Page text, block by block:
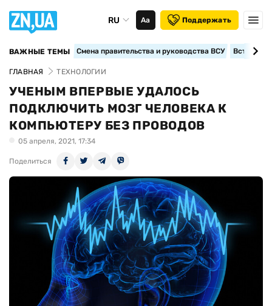
RU Аа Поддержать
ВАЖНЫЕ ТЕМЫ Смена правительства и руководства ВСУ
ГЛАВНАЯ ТЕХНОЛОГИИ
УЧЕНЫМ ВПЕРВЫЕ УДАЛОСЬ
ПОДКЛЮЧИТЬ МОЗГ ЧЕЛОВЕКА К
КОМПЬЮТЕРУ БЕЗ ПРОВОДОВ
05 апреля, 2021, 17:34
Поделиться